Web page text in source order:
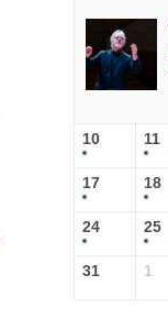
10 11
17 18
24 25
31 1